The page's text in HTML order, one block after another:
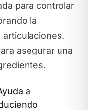
para controlar
la
articulaciones.
asegurar una
a